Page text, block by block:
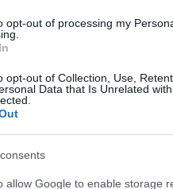
opt-out of processing my
opt-out of Collection, Use,
Data that Is Unrelated
allow Google to enable storage